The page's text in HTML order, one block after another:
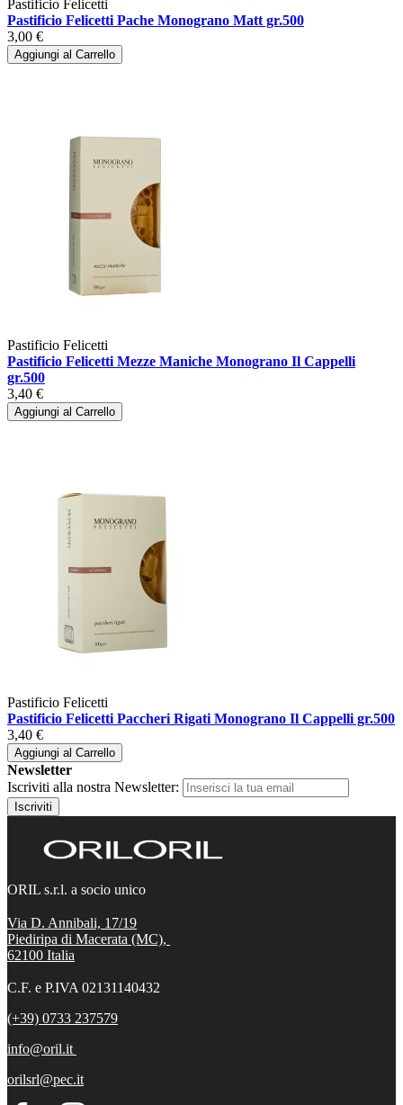
Pastificio Felicetti
Pastificio Felicetti Pache Monograno Matt gr.500
3,00 €
Aggiungi al Carrello
Pastificio Felicetti
Pastificio Felicetti Mezze Maniche Monograno Il Cappelli
gr.500
3,40 €
Aggiungi al Carrello
Pastificio Felicetti
Pastificio Felicetti Paccheri Rigati Monograno Il Cappelli gr.500
3,40 €
Aggiungi al Carrello
Newsletter
Iscriviti alla nostra Newsletter:
Iscriviti
ORIL s.r.l. a socio unico
Via D. Annibali, 17/19
Piediripa di Macerata (MC),
62100 Italia
C.F. e P.IVA 02131140432
(+39) 0733 237579
info@oril.it
orilsrl@pec.it